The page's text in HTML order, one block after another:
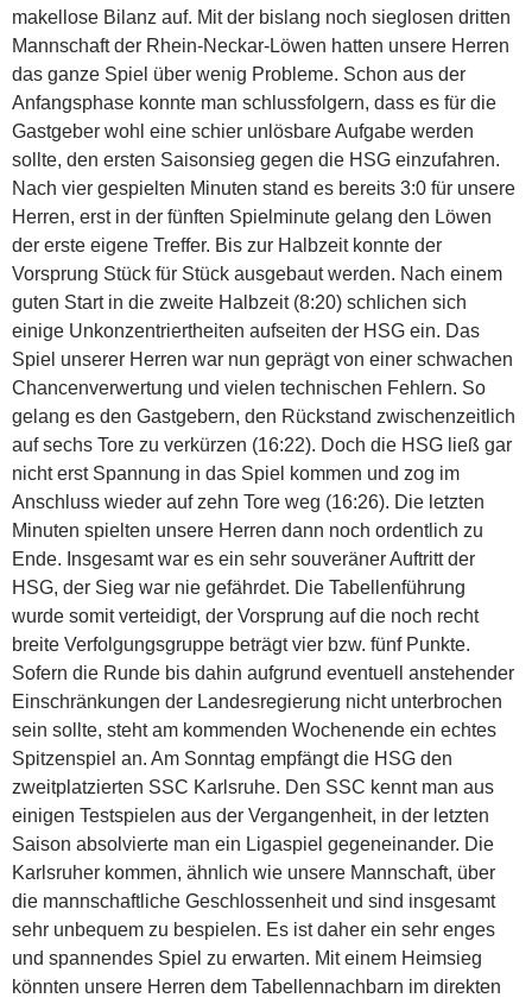
makellose Bilanz auf. Mit der bislang noch sieglosen dritten
Mannschaft der Rhein-Neckar-Löwen hatten unsere Herren
das ganze Spiel über wenig Probleme. Schon aus der
Anfangsphase konnte man schlussfolgern, dass es für die
Gastgeber wohl eine schier unlösbare Aufgabe werden
sollte, den ersten Saisonsieg gegen die HSG einzufahren.
Nach vier gespielten Minuten stand es bereits 3:0 für unsere
Herren, erst in der fünften Spielminute gelang den Löwen
der erste eigene Treffer. Bis zur Halbzeit konnte der
Vorsprung Stück für Stück ausgebaut werden. Nach einem
guten Start in die zweite Halbzeit (8:20) schlichen sich
einige Unkonzentriertheiten aufseiten der HSG ein. Das
Spiel unserer Herren war nun geprägt von einer schwachen
Chancenverwertung und vielen technischen Fehlern. So
gelang es den Gastgebern, den Rückstand zwischenzeitlich
auf sechs Tore zu verkürzen (16:22). Doch die HSG ließ gar
nicht erst Spannung in das Spiel kommen und zog im
Anschluss wieder auf zehn Tore weg (16:26). Die letzten
Minuten spielten unsere Herren dann noch ordentlich zu
Ende. Insgesamt war es ein sehr souveräner Auftritt der
HSG, der Sieg war nie gefährdet. Die Tabellenführung
wurde somit verteidigt, der Vorsprung auf die noch recht
breite Verfolgungsgruppe beträgt vier bzw. fünf Punkte.
Sofern die Runde bis dahin aufgrund eventuell anstehender
Einschränkungen der Landesregierung nicht unterbrochen
sein sollte, steht am kommenden Wochenende ein echtes
Spitzenspiel an. Am Sonntag empfängt die HSG den
zweitplatzierten SSC Karlsruhe. Den SSC kennt man aus
einigen Testspielen aus der Vergangenheit, in der letzten
Saison absolvierte man ein Ligaspiel gegeneinander. Die
Karlsruher kommen, ähnlich wie unsere Mannschaft, über
die mannschaftliche Geschlossenheit und sind insgesamt
sehr unbequem zu bespielen. Es ist daher ein sehr enges
und spannendes Spiel zu erwarten. Mit einem Heimsieg
könnten unsere Herren dem Tabellennachbarn im direkten